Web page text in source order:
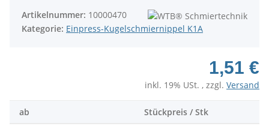
Artikelnummer: 10000470
Kategorie: Einpress-Kugelschmiernippel K1A
1,51 €
inkl. 19% USt. , zzgl. Versand
ab Stückpreis / Stk